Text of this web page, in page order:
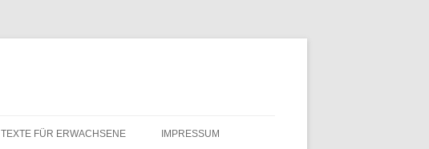
TEXTE FÜR ERWACHSENE IMPRESSUM